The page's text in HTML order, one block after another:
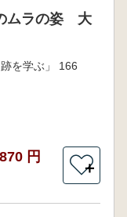
ムラの姿 大
を学ぶ」 166
円
＋